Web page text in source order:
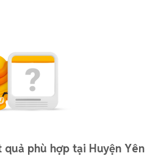
phù hợp tại Huyện Yên